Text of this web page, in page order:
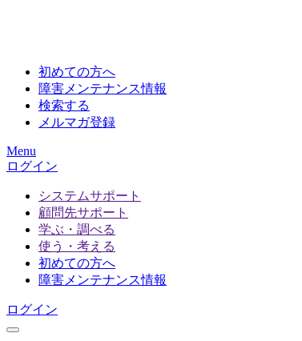
初めての方へ
障害メンテナンス情報
検索する
メルマガ登録
Menu
ログイン
システムサポート
顧問先サポート
学ぶ・調べる
使う・考える
初めての方へ
障害メンテナンス情報
ログイン